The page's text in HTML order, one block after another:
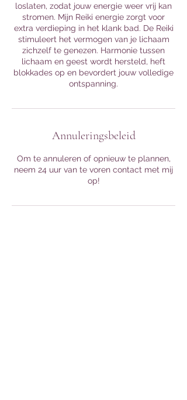
loslaten, zodat jouw energie weer vrij kan
stromen. Mijn Reiki energie zorgt voor
extra verdieping in het klank bad. De Reiki
stimuleert het vermogen van je lichaam
zichzelf te genezen. Harmonie tussen
lichaam en geest wordt hersteld, heft
blokkades op en bevordert jouw volledige
ontspanning.
Annuleringsbeleid
Om te annuleren of opnieuw te plannen,
neem 24 uur van te voren contact met mij
op!